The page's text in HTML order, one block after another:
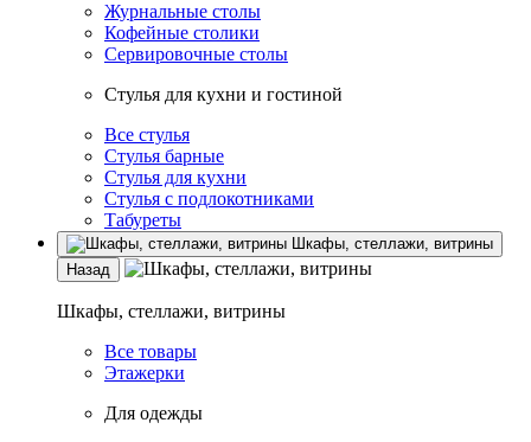
Журнальные столы
Кофейные столики
Сервировочные столы
Стулья для кухни и гостиной
Все стулья
Стулья барные
Стулья для кухни
Стулья с подлокотниками
Табуреты
Шкафы, стеллажи, витрины
Назад
Шкафы, стеллажи, витрины
Все товары
Этажерки
Для одежды